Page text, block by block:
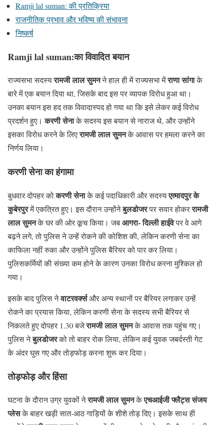
Ramji lal suman: की प्रतिक्रिया
राजनीतिक प्रभाव और भविष्य की संभावना
निष्कर्ष
Ramji lal suman:का विवादित बयान
राज्यसभा सदस्यरामजी लाल सुमनने हाल ही में राज्यसभा मेंराणा सांगाके
बारे में एक बयान दिया था, जिसके बाद इस पर व्यापक विरोध हुआ था।
उनका बयान इस हद तक विवादास्पद हो गया था कि इसे लेकर कई विरोध
प्रदर्शन हुए।करणी सेनाके सदस्य इस बयान से नाराज थे, और उन्होंने
इसका विरोध करने के लिएरामजी लाल सुमनके आवास पर हमला करने का
निर्णय लिया।
करणी सेना का हंगामा
बुधवार दोपहर कोकरणी सेनाके कई पदाधिकारी और सदस्यएत्मादपुर के
कुबेरपुरमें एकत्रित हुए। इस दौरान उन्होंनेबुलडोजरपर सवार होकररामजी
लाल सुमनके घर की ओर कूच किया। जबआगरा- दिल्ली हाईवेपर वे आगे
बढ़ने लगे, तो पुलिस ने उन्हें रोकने की कोशिश की, लेकिन करणी सेना का
काफिला नहीं रुका और उन्होंने पुलिस बैरियर को पार कर लिया।
पुलिसकर्मियों की संख्या कम होने के कारण उनका विरोध करना मुश्किल हो
गया।
इसके बाद पुलिस नेवाटरवर्क्सऔर अन्य स्थानों पर बैरियर लगाकर उन्हें
रोकने का प्रयास किया, लेकिन करणी सेना के सदस्य सभी बैरियर से
निकलते हुए दोपहर 1.30 बजेरामजी लाल सुमनके आवास तक पहुंच गए।
पुलिस नेबुलडोजरको तो बाहर रोक लिया, लेकिन कई युवक जबर्दस्ती गेट
के अंदर घुस गए और तोड़फोड़ करना शुरू कर दिया।
तोड़फोड़ और हिंसा
घटना के दौरान उग्र युवकों नेरामजी लाल सुमनकेएचआईजी फ्लैट्स संजय
प्लेसके बाहर खड़ी सात-आठ गाड़ियों के शीशे तोड़ दिए। इसके साथ ही